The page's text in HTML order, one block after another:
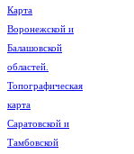
Карта
Воронежской и
Балашовской
областей.
Топографическая
карта
Саратовской и
Тамбовской